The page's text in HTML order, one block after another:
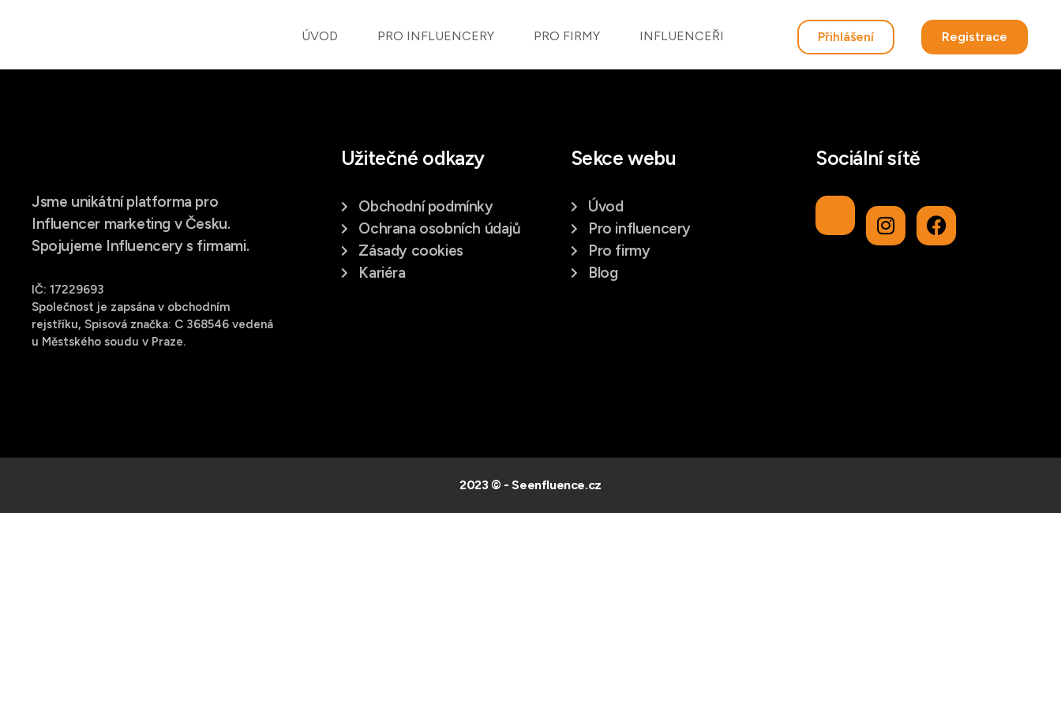
ÚVOD PRO INFLUENCERY PRO FIRMY INFLUENCEŘI Přihlášení Registrace
Jsme unikátní platforma pro
Influencer marketing v Česku.
Spojujeme Influencery s firmami.
IČ: 17229693
Společnost je zapsána v obchodním
rejstříku, Spisová značka: C 368546 vedená
u Městského soudu v Praze.
Užitečné odkazy
Obchodní podmínky
Ochrana osobních údajů
Zásady cookies
Kariéra
Sekce webu
Úvod
Pro influencery
Pro firmy
Blog
Sociální sítě
2023 © - Seenfluence.cz